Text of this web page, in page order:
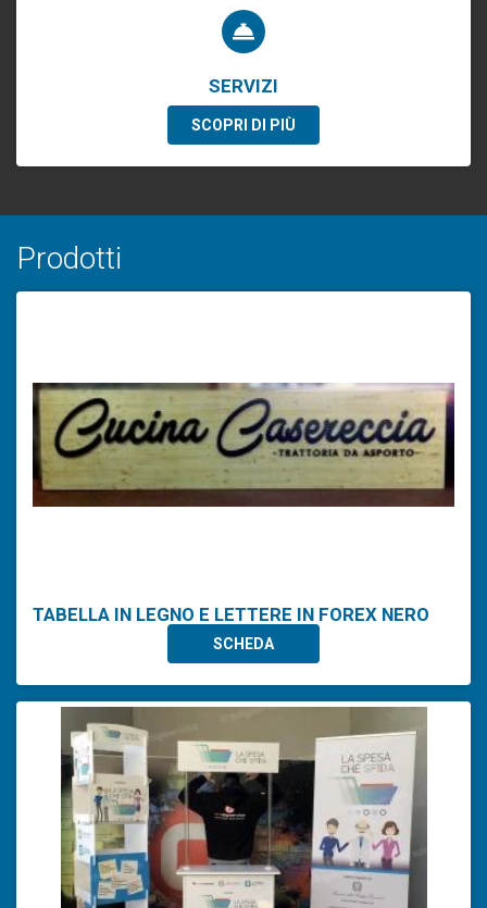
SERVIZI
SCOPRI DI PIÙ
Prodotti
TABELLA IN LEGNO E LETTERE IN FOREX NERO
SCHEDA